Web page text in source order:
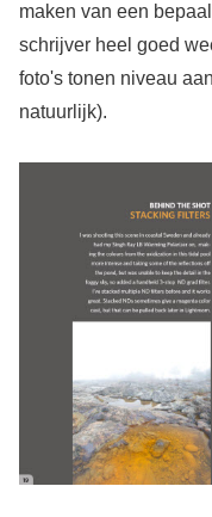
maken van een
schrijver heel goed
foto's tonen niveau
natuurlijk).